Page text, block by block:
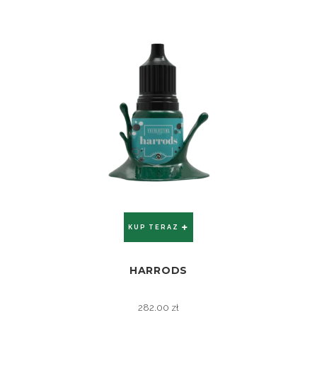
KUP TERAZ
HARRODS
282.00 zł